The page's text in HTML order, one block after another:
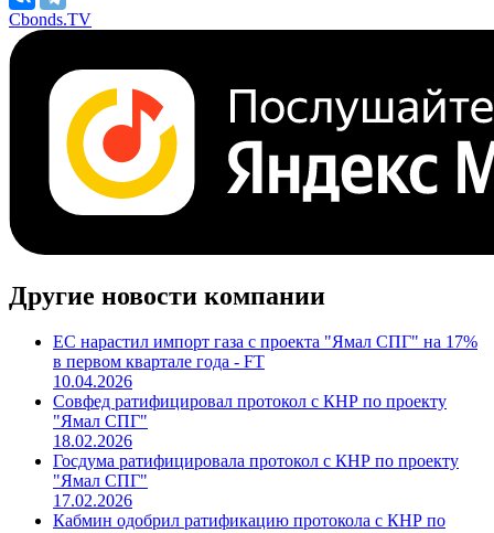
Cbonds.TV
Другие новости компании
ЕС нарастил импорт газа с проекта "Ямал СПГ" на 17%
в первом квартале года - FT
10.04.2026
Совфед ратифицировал протокол с КНР по проекту
"Ямал СПГ"
18.02.2026
Госдума ратифицировала протокол с КНР по проекту
"Ямал СПГ"
17.02.2026
Кабмин одобрил ратификацию протокола с КНР по